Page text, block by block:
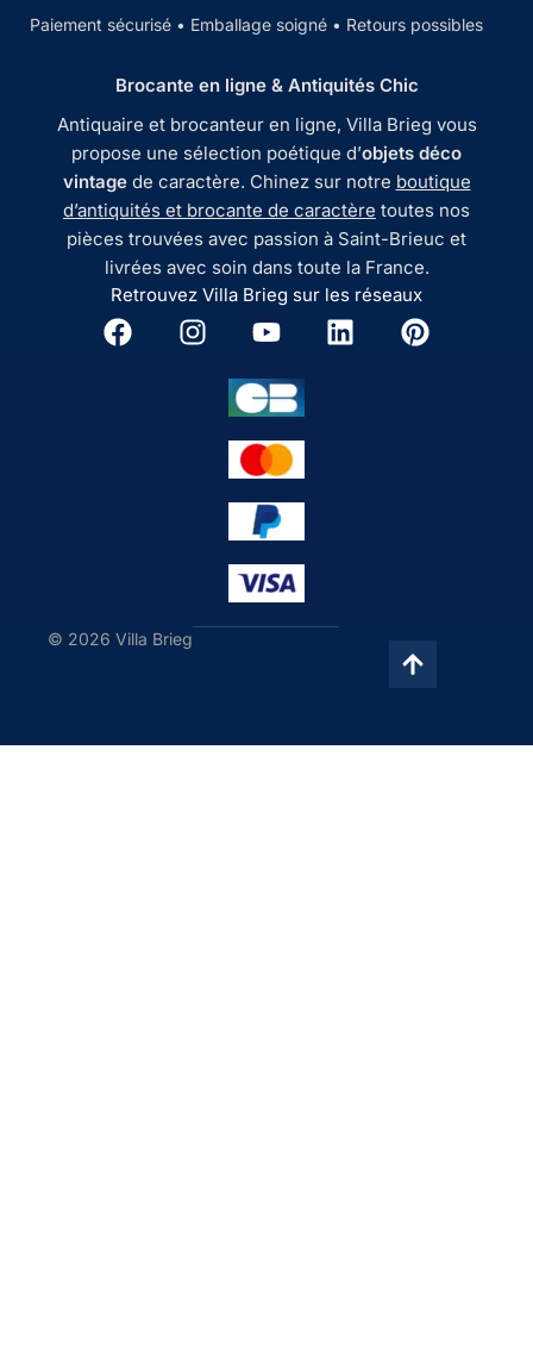
Paiement sécurisé • Emballage soigné • Retours possibles
Brocante en ligne & Antiquités Chic
Antiquaire et brocanteur en ligne, Villa Brieg vous
propose une sélection poétique d’objets déco
vintagede caractère. Chinez sur notre boutique
d’antiquités et brocante de caractère toutes nos
pièces trouvées avec passion à Saint-Brieuc et
livrées avec soin dans toute la France.
Retrouvez Villa Brieg sur les réseaux
© 2026 Villa Brieg